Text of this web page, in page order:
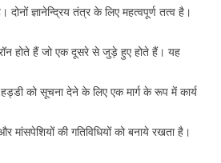
दोनों ज्ञानेन्द्रिय तंत्र के लिए महत्वपूर्ण तत्व है।
होते हैं जो एक दूसरे से जुड़े हुए होते हैं। यह
को सूचना देने के लिए एक मार्ग के रूप में कार्य
मांसपेशियों की गतिविधियों को बनाये रखता है।